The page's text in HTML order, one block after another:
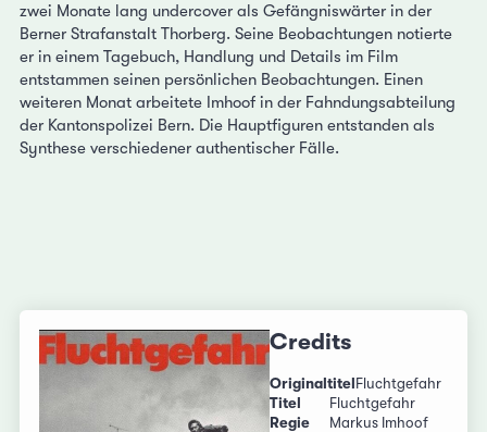
zwei Monate lang undercover als Gefängniswärter in der
Berner Strafanstalt Thorberg. Seine Beobachtungen notierte
er in einem Tagebuch, Handlung und Details im Film
entstammen seinen persönlichen Beobachtungen. Einen
weiteren Monat arbeitete Imhoof in der Fahndungsabteilung
der Kantonspolizei Bern. Die Hauptfiguren entstanden als
Synthese verschiedener authentischer Fälle.
Credits
Originaltitel Fluchtgefahr
Titel
Fluchtgefahr
Regie
Markus Imhoof